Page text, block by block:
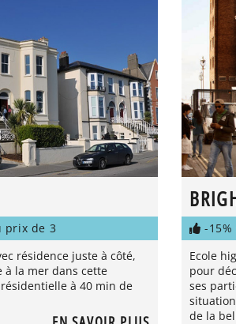
prix de 3
résidence juste à côté,
à la mer dans cette
à 40 min de
-
Ecole
pour
ses
de la